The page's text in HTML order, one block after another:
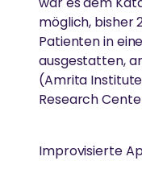
GREENFRIENDS
Ammas
Ammas Ashram in
Armut beseitigen,
Kultur bewahren
News
möglich, bisher
Patienten in
ausgestatten,
(Amrita
Research
Improvisierte